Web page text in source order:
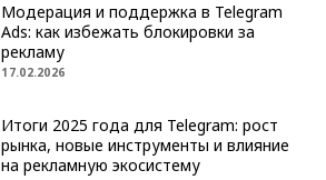
Модерация и поддержка в Telegram
Ads: как избежать блокировки за
рекламу
17.02.2026
Итоги 2025 года для Telegram: рост
рынка, новые инструменты и влияние
на рекламную экосистему